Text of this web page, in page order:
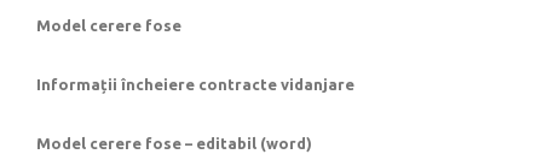
Model cerere fose
Informații încheiere contracte vidanjare
Model cerere fose – editabil (word)